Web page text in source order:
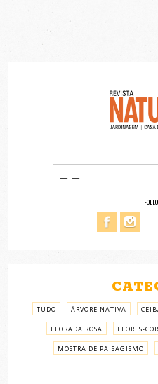
TUDO ÁRVORE NATIVA
FLORADA ROSA FLORES-
MOSTRA DE PAISAGISMO